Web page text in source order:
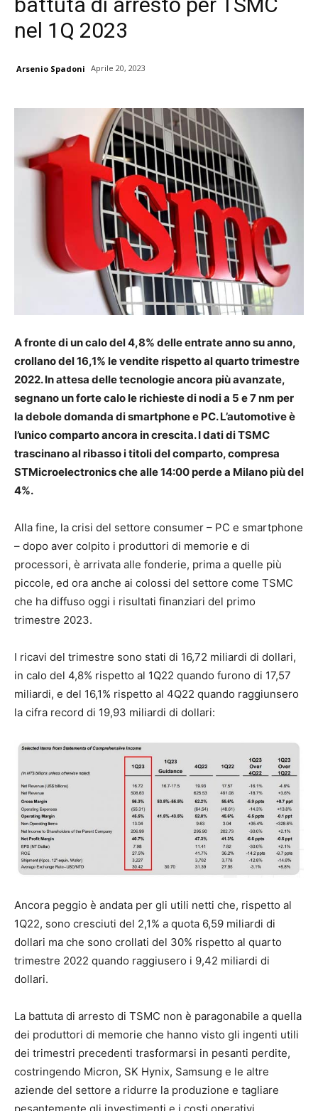
nel 1Q 2023
Arsenio Spadoni Aprile 20, 2023
A fronte di un calo del 4,8% delle entrate anno su anno,
crollano del 16,1% le vendite rispetto al quarto trimestre
2022. In attesa delle tecnologie ancora più avanzate,
segnano un forte calo le richieste di nodi a 5 e 7 nm per
la debole domanda di smartphone e PC. L’automotive è
l’unico comparto ancora in crescita. I dati di TSMC
trascinano al ribasso i titoli del comparto, compresa
STMicroelectronics che alle 14:00 perde a Milano più del
4%.
Alla fine, la crisi del settore consumer – PC e smartphone
– dopo aver colpito i produttori di memorie e di
processori, è arrivata alle fonderie, prima a quelle più
piccole, ed ora anche ai colossi del settore come TSMC
che ha diffuso oggi i risultati finanziari del primo
trimestre 2023.
I ricavi del trimestre sono stati di 16,72 miliardi di dollari,
in calo del 4,8% rispetto al 1Q22 quando furono di 17,57
miliardi, e del 16,1% rispetto al 4Q22 quando raggiunsero
la cifra record di 19,93 miliardi di dollari:
Ancora peggio è andata per gli utili netti che, rispetto al
1Q22, sono cresciuti del 2,1% a quota 6,59 miliardi di
dollari ma che sono crollati del 30% rispetto al quarto
trimestre 2022 quando raggiusero i 9,42 miliardi di
dollari.
La battuta di arresto di TSMC non è paragonabile a quella
dei produttori di memorie che hanno visto gli ingenti utili
dei trimestri precedenti trasformarsi in pesanti perdite,
costringendo Micron, SK Hynix, Samsung e le altre
aziende del settore a ridurre la produzione e tagliare